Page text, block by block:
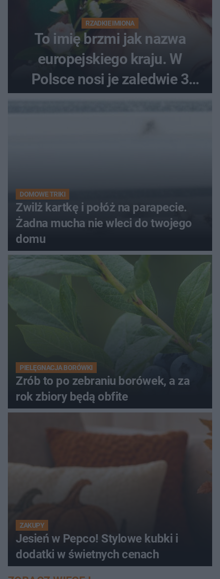
RZADKIE IMIONA
To imię brzmi jak nazwa
europejskiego kraju. W
Polsce nosi je zaledwie 3
kobiety
DOMOWE TRIKI
Zwilż kartkę i połóż na parapecie.
Żadna mucha nie wleci do twojego
domu
PIELĘGNACJA BORÓWKI
Zrób to po zebraniu borówek, a za
rok zbiory będą obfite
ZAKUPY
Jesień w Pepco! Stylowe kubki i
dodatki w świetnych cenach